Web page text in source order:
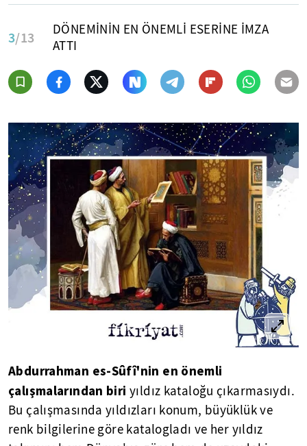
3/13
DÖNEMİNİN EN ÖNEMLİ ESERİNE İMZA
ATTI
Abdurrahman es-Sûfî'nin en önemli
çalışmalarından biri yıldız kataloğu çıkarmasıydı.
Bu çalışmasında yıldızları konum, büyüklük ve
renk bilgilerine göre katalogladı ve her yıldız